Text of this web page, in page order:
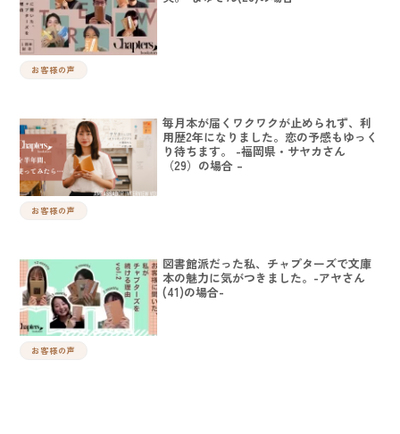
お客様の声
お客様の声
毎月本が届くワクワクが止められず、利
用歴2年になりました。恋の予感もゆっく
り待ちます。 -福岡県・サヤカさん
（29）の場合 –
お客様の声
図書館派だった私、チャプターズで文庫
本の魅力に気がつきました。-アヤさん
(41)の場合-